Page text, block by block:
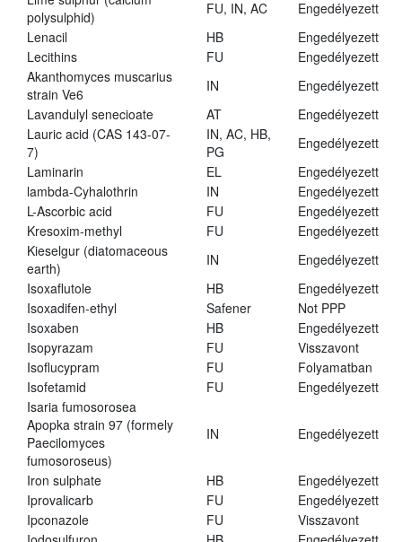
polysulphid)
FU, IN, AC
Engedélyezett
Lenacil
HB
Engedélyezett
Lecithins
FU
Engedélyezett
Akanthomyces muscarius
strain Ve6
IN
Engedélyezett
Lavandulyl senecioate
AT
Engedélyezett
Lauric acid (CAS 143-07-
7)
IN, AC, HB,
PG
Engedélyezett
Laminarin
EL
Engedélyezett
lambda-Cyhalothrin
IN
Engedélyezett
L-Ascorbic acid
FU
Engedélyezett
Kresoxim-methyl
FU
Engedélyezett
Kieselgur (diatomaceous
earth)
IN
Engedélyezett
Isoxaflutole
HB
Engedélyezett
Isoxadifen-ethyl
Safener
Not PPP
Isoxaben
HB
Engedélyezett
Isopyrazam
FU
Visszavont
Isoflucypram
FU
Folyamatban
Isofetamid
FU
Engedélyezett
Isaria fumosorosea
Apopka strain 97 (formely
Paecilomyces
fumosoroseus)
IN Engedélyezett
Iron sulphate HB
Engedélyezett
Iprovalicarb
FU
Engedélyezett
Ipconazole
FU
Visszavont